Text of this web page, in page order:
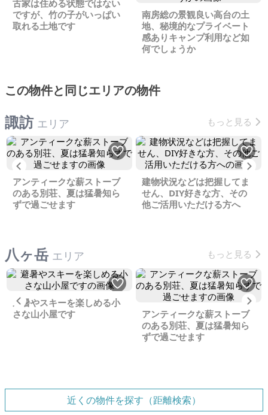
古家は住める状態ではない
ですが、竹の子がいっぱい
取れる土地です
南房総の景観良い高台の土
地、秘境的なプライベート
感ありキャンプ利用など如
何でしょうか
この物件と同じエリアの物件
諏訪 エリア もっと見る
Previous
アンティークな薪ストーブ
のある別荘、夏は猛暑知ら
ずで過ごせます
建物状況などは把握してま
せん、DIY好きな方、その
他ご活用いただける方へ
八ヶ岳 エリア もっと見る
Previous
避暑やスキーを楽しめる小
さな山小屋です
アンティークな薪ストーブ
のある別荘、夏は猛暑知ら
ずで過ごせます
近くの物件を探す（距離検索）